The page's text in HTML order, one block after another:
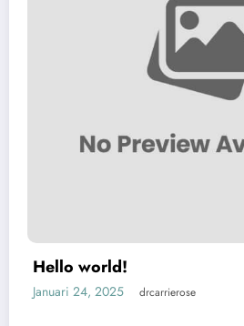
Hello world!
Januari 24, 2025 drcarrierose